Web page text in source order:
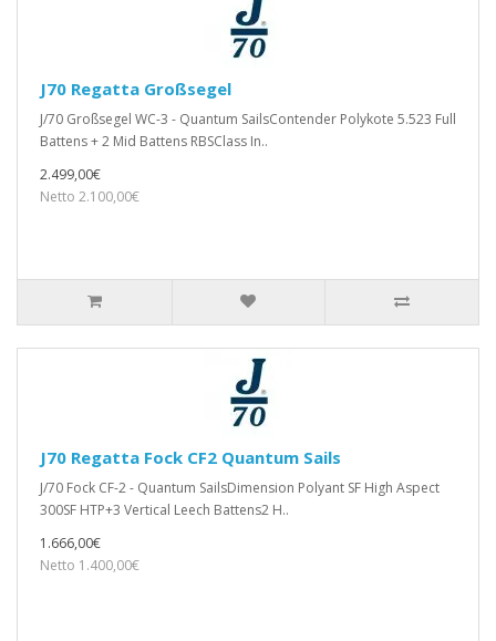
J70 Regatta Großsegel
J/70 Großsegel WC-3 - Quantum SailsContender Polykote 5.523 Full
Battens + 2 Mid Battens RBSClass In..
2.499,00€
Netto 2.100,00€
J70 Regatta Fock CF2 Quantum Sails
J/70 Fock CF-2 - Quantum SailsDimension Polyant SF High Aspect
300SF HTP+3 Vertical Leech Battens2 H..
1.666,00€
Netto 1.400,00€